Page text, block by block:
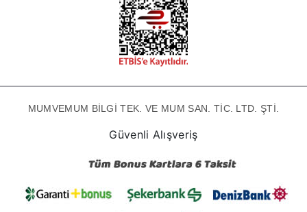
MUMVEMUM BİLGİ TEK. VE MUM SAN. TİC. LTD. ŞTİ.
Güvenli Alışveriş